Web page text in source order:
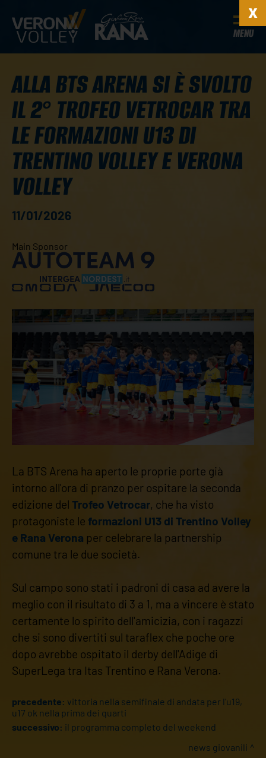
MENU
ALLA BTS ARENA SI È SVOLTO
IL 2° TROFEO VETROCAR TRA
LE FORMAZIONI U13 DI
TRENTINO VOLLEY E VERONA
VOLLEY
11/01/2026
Main Sponsor
La BTS Arena ha aperto le proprie porte già
intorno all'ora di pranzo per ospitare la seconda
edizione del Trofeo Vetrocar, che ha visto
protagoniste le formazioni U13 di Trentino Volley
e Rana Verona per celebrare la partnership
comune tra le due società.
Sul campo sono stati i padroni di casa ad avere la
meglio con il risultato di 3 a 1, ma a vincere è stato
certamente lo spirito dell'amicizia, con i ragazzi
che si sono divertiti sul taraflex che poche ore
dopo avrebbe ospitato il derby dell'Adige di
SuperLega tra Itas Trentino e Rana Verona.
precedente: vittoria nella semifinale di andata per l'u19,
u17 ok nella prima dei quarti
successivo: il programma completo del weekend
news giovanili